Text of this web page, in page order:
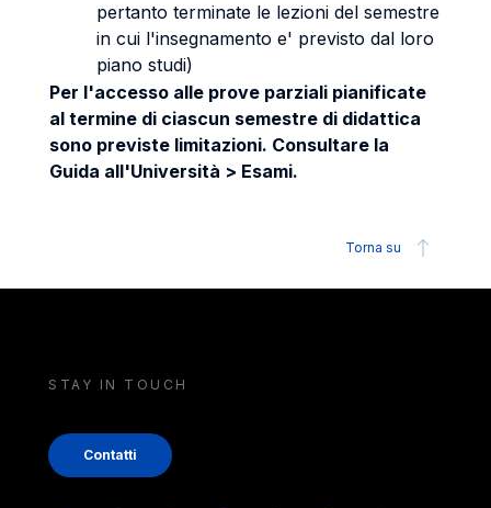
pertanto terminate le lezioni del semestre
in cui l'insegnamento e' previsto dal loro
piano studi)
Per l'accesso alle prove parziali pianificate
al termine di ciascun semestre di didattica
sono previste limitazioni. Consultare la
Guida all'Università > Esami.
Torna su
STAY IN TOUCH
Contatti